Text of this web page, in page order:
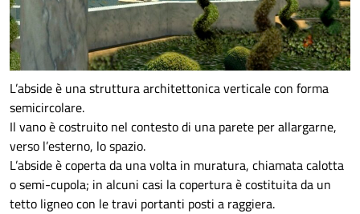
L’abside è una struttura architettonica verticale con forma
semicircolare.
Il vano è costruito nel contesto di una parete per allargarne,
verso l’esterno, lo spazio.
L’abside è coperta da una volta in muratura, chiamata calotta
o semi-cupola; in alcuni casi la copertura è costituita da un
tetto ligneo con le travi portanti posti a raggiera.